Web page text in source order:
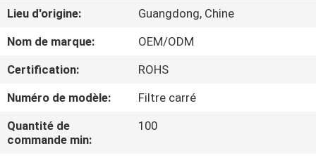
SUJET
DE
NOUS
VISITE
D'USINE
Lieu d'origine:
Guangdong, Chine
Nom de marque:
OEM/ODM
Certification:
ROHS
Numéro de modèle:
Filtre carré
Quantité de
commande min:
100